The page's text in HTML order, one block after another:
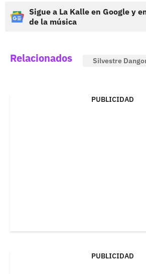
Sigue a La Kalle en Google y
de la música
Relacionados Silvestre
PUBLICIDAD
PUBLICIDAD